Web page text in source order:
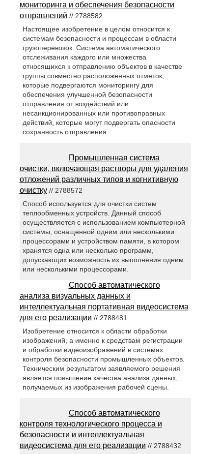
мониторинга и обеспечения безопасности
отправлений // 2788582
Настоящее изобретение в целом относится к
системам безопасности и процессам в области
грузоперевозок. Система автоматического
отслеживания каждого или множества
относящихся к отправлению объектов в качестве
группы совместно расположенных отметок,
которые подвергаются мониторингу для
обеспечения улучшенной безопасности
отправления от воздействий или
несанкционированных или противоправных
действий, которые могут подвергать опасности
сохранность отправления.
Промышленная система
очистки, включающая растворы для удаления
отложений различных типов и когнитивную
очистку// 2788572
Способ используется для очистки систем
теплообменных устройств. Данный способ
осуществляется с использованием компьютерной
системы, оснащенной одним или несколькими
процессорами и устройством памяти, в котором
хранятся одна или несколько программ,
допускающих возможность их выполнения одним
или несколькими процессорами.
Способ автоматического
анализа визуальных данных и
интеллектуальная портативная видеосистема
для его реализации // 2788481
Изобретение относится к области обработки
изображений, а именно к средствам регистрации
и обработки видеоизображений в системах
контроля безопасности промышленных объектов.
Техническим результатом заявляемого решения
является повышение качества анализа данных,
получаемых из изображения рабочей сцены.
Способ автоматического
контроля технологического процесса и
безопасности и интеллектуальная
видеосистема для его реализации // 2788432